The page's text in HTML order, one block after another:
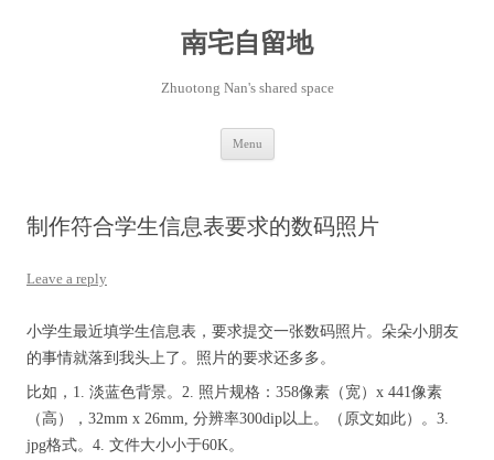
南宅自留地
Zhuotong Nan's shared space
Menu
制作符合学生信息表要求的数码照片
Leave a reply
小学生最近填学生信息表，要求提交一张数码照片。朵朵小朋友
的事情就落到我头上了。照片的要求还多多。
比如，1. 淡蓝色背景。2. 照片规格：358像素（宽）x 441像素
（高），32mm x 26mm, 分辨率300dip以上。（原文如此）。3.
jpg格式。4. 文件大小小于60K。